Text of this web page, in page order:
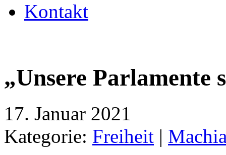
Kontakt
„Unsere Parlamente
17. Januar 2021
Kategorie: Freiheit |